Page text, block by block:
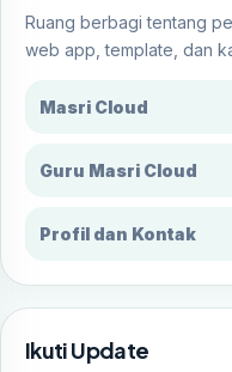
Ruang berbagi tentang
web app, template, dan
Masri Cloud
Guru Masri Cloud
Profil dan Kontak
Ikuti Update